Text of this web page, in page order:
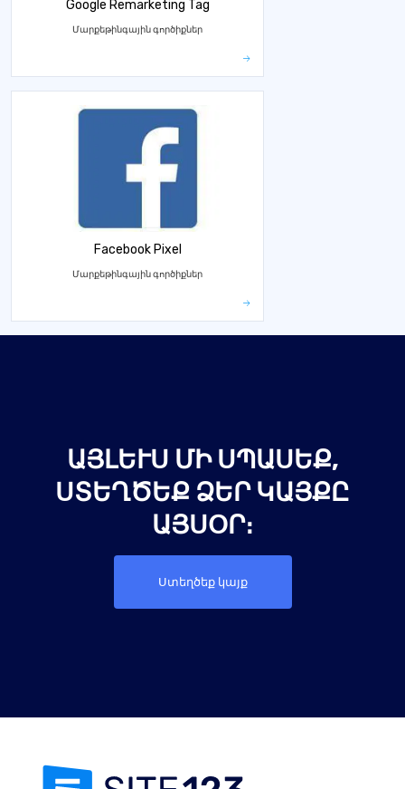
Google Remarketing Tag
Մարքեթինգային գործիքներ
Facebook Pixel
Մարքեթինգային գործիքներ
ԱՅԼԵՒՍ ՄԻ ՍՊԱՍԵՔ, Ս
ՏԵՂԾԵՔ ՁԵՐ ԿԱՅՔԸ Ա
ՅՍՕՐ։
Ստեղծեք կայք